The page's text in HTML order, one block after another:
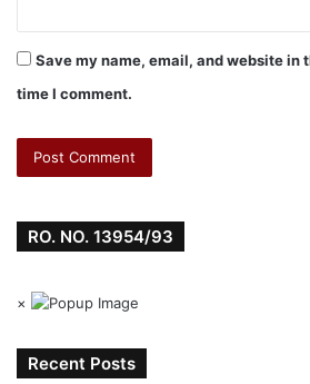
Save my name, email, and website in
time I comment.
RO. NO. 13954/93
×
Recent Posts